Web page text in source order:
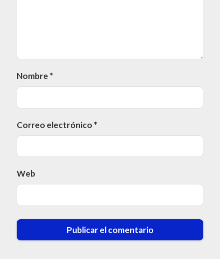
Nombre *
Correo electrónico *
Web